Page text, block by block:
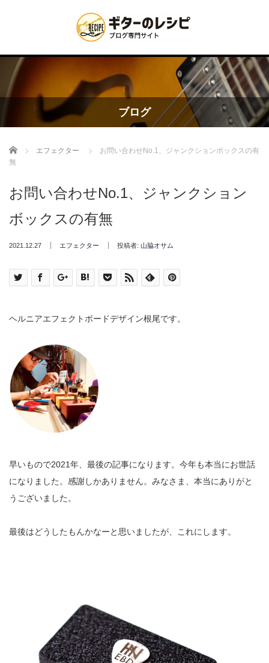
ブログ
Home エフェクター
お問い合わせNo.1、ジャンクションボックスの有
無
お問い合わせNo.1、ジャンクション
ボックスの有無
2021.12.27 エフェクター 投稿者: 山脇オサム
ヘルニアエフェクトボードデザイン根尾です。
早いもので2021年、最後の記事になります。今年も本当にお世話
になりました。感謝しかありません。みなさま、本当にありがと
うございました。
最後はどうしたもんかなーと思いましたが、これにします。